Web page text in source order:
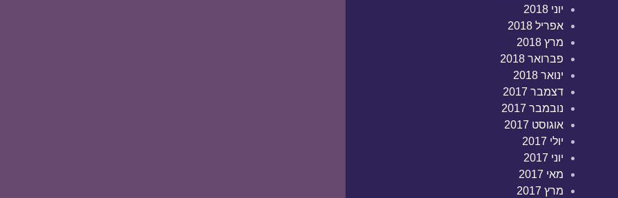
יוני 2018
אפריל 2018
מרץ 2018
פברואר 2018
ינואר 2018
דצמבר 2017
נובמבר 2017
אוגוסט 2017
יולי 2017
יוני 2017
מאי 2017
מרץ 2017